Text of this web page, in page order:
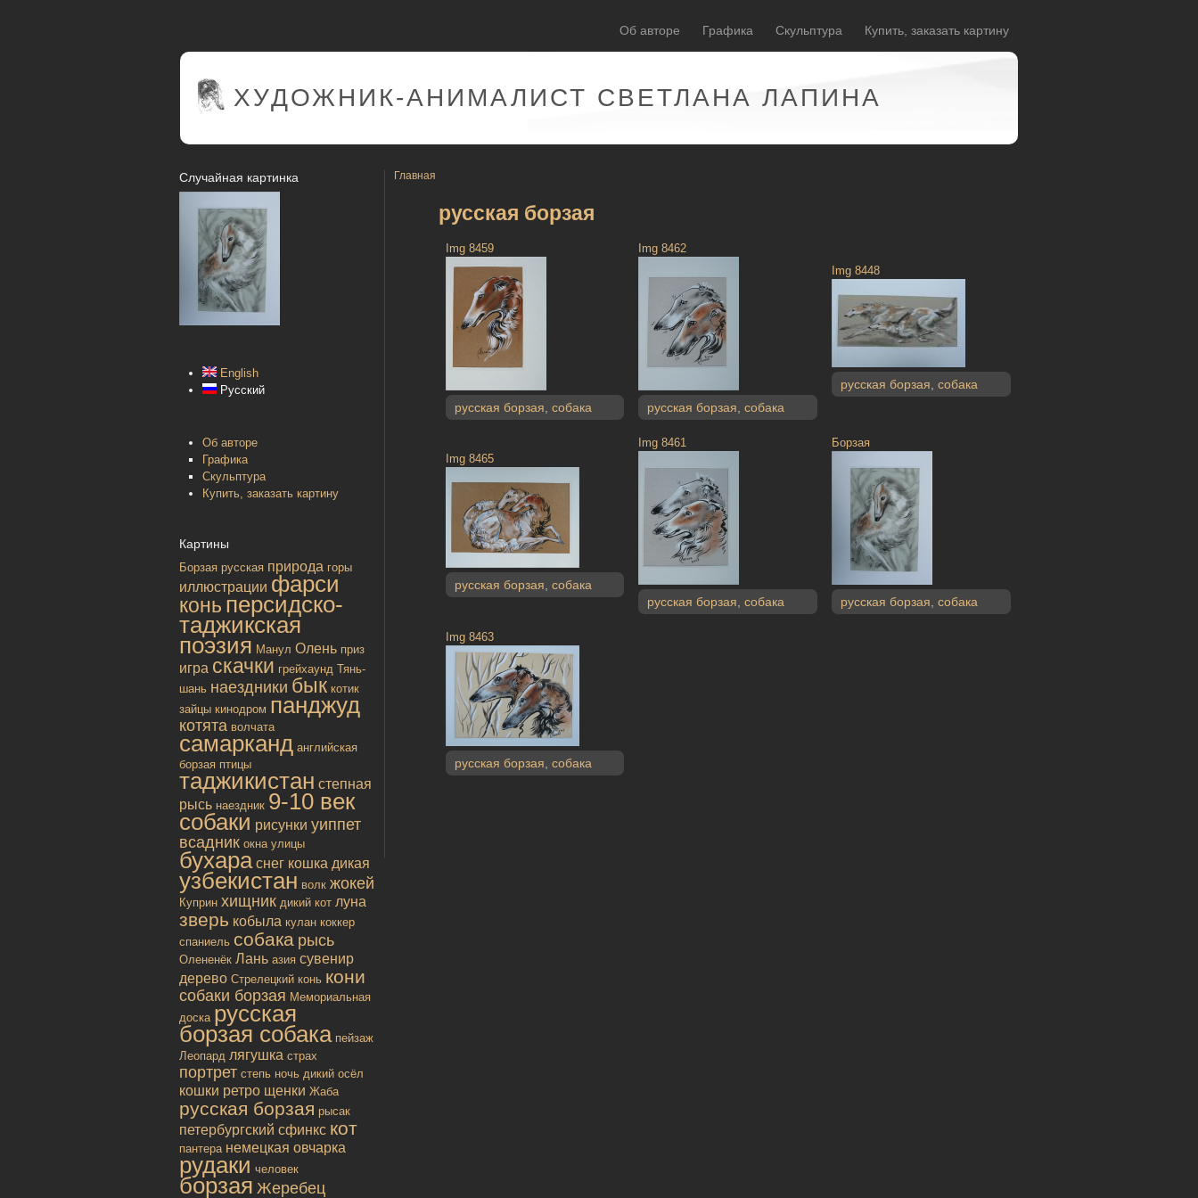
Об авторе Графика Скульптура Купить, заказать картину
ХУДОЖНИК-АНИМАЛИСТ СВЕТЛАНА ЛАПИНА
Случайная картинка
English
Русский
Об авторе
Графика
Скульптура
Купить, заказать картину
Картины
Борзая русская природа горы
иллюстрации фарси
конь персидско-
таджикская
поэзия Манул Олень приз
игра скачки грейхаунд Тянь-
шань наездники бык котик
зайцы кинодром панджуд
котята волчата
самарканд английская
борзая птицы
таджикистан степная
рысь наездник 9-10 век
собаки рисунки уиппет
всадник окна улицы
бухара снег кошка дикая
узбекистан волк жокей
Куприн хищник дикий кот луна
зверь кобыла кулан коккер
спаниель собака рысь
Олененёк Лань азия сувенир
дерево Стрелецкий конь кони
собаки борзая Мемориальная
доска русская
борзая собака пейзаж
Леопард лягушка страх
портрет степь ночь дикий осёл
кошки ретро щенки Жаба
русская борзая рысак
петербургский сфинкс кот
пантера немецкая овчарка
рудаки человек
борзая Жеребец
Главная
русская борзая
Img 8459
русская борзая собака
Img 8462
русская борзая собака
Img 8448
русская борзая собака
Img 8465
русская борзая собака
Img 8461
русская борзая собака
Борзая
русская борзая собака
Img 8463
русская борзая собака